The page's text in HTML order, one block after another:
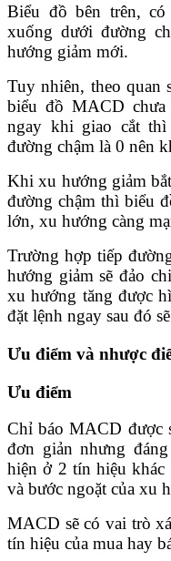
Biểu đồ bên trên,
xuống dưới đường
hướng giảm mới.
Tuy nhiên, theo quan
biểu đồ MACD
ngay khi giao cắt
đường chậm là 0 nên
Khi xu hướng giảm
đường chậm thì biểu
lớn, xu hướng càng
Trường hợp tiếp
hướng giảm sẽ đảo
xu hướng tăng được
đặt lệnh ngay sau đó
Ưu điểm và nhược
Ưu điểm
Chỉ báo MACD được
đơn giản nhưng
hiện ở 2 tín hiệu khác
và bước ngoặt của xu
MACD sẽ có vai trò
tín hiệu của mua hay